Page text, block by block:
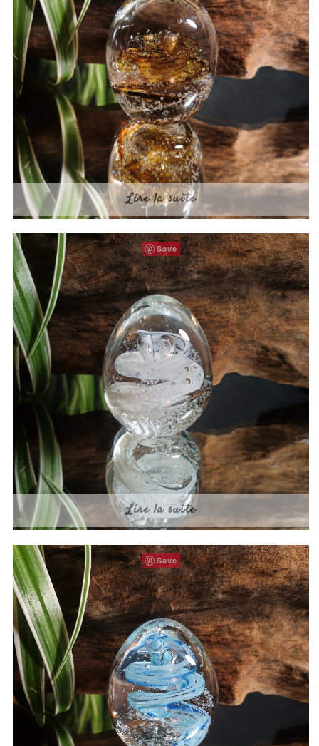
Lire la suite
Save
Blanc
Lire la suite
Save
Bleu clair